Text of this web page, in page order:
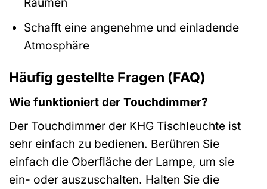
Schafft eine angenehme und einladende
Atmosphäre
Häufig gestellte Fragen (FAQ)
Wie funktioniert der Touchdimmer?
Der Touchdimmer der KHG Tischleuchte ist
sehr einfach zu bedienen. Berühren Sie
einfach die Oberfläche der Lampe, um sie
ein- oder auszuschalten. Halten Sie die